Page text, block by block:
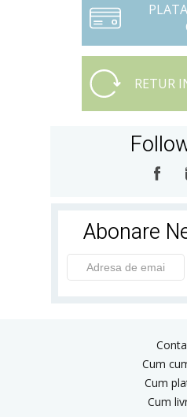
RETUR
Abonare
Cum
Cum
Cum